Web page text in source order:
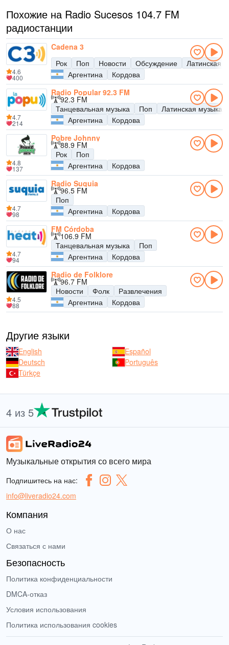
Похожие на Radio Sucesos 104.7 FM
радиостанции
Cadena 3
Рок
Поп Новости Обсуждение
Латинская
Аргентина
Кордова
4.6
400
Radio Popular 92.3 FM
92.3 FM
Танцевальная музыка
Поп
Латинская музыка
Аргентина
Кордова
4.7
214
Pobre Johnny
88.9 FM
Рок
Поп
Аргентина
Кордова
4.8
137
Radio Suquia
96.5 FM
Поп
Аргентина
Кордова
4.7
98
FM Córdoba
106.9 FM
Танцевальная музыка
Поп
Аргентина
Кордова
4.7
94
Radio de Folklore
96.7 FM
Новости
Фолк
Развлечения
Аргентина
Кордова
4.5
88
Другие языки
English
Español
Deutsch
Português
Türkçe
4 из 5
Музыкальные открытия со всего мира
Подпишитесь на нас:
info@liveradio24.com
Компания
О нас
Связаться с нами
Безопасность
Политика конфиденциальности
DMCA-отказ
Условия использования
Политика использования cookies